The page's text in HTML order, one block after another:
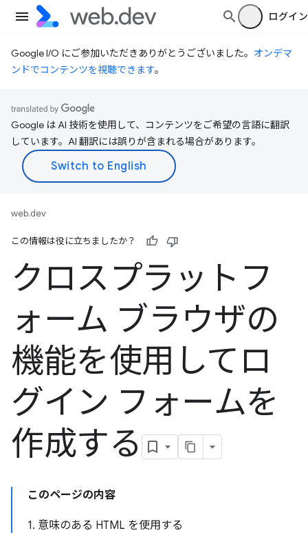
ログイン
Google I/O にご参加いただきありがとうございました。 オンデマ
ンドでコンテンツを視聴できます。
Google は AI 技術を使用して、コンテンツをご希望の言語に翻訳
しています。AI 翻訳には誤りが含まれる場合があります。
web.dev
この情報は役に立ちましたか？
クロスプラットフ
ォーム ブラウザの
機能を使用してロ
グイン フォームを
作成する
このページの内容
1. 意味のある HTML を使用する